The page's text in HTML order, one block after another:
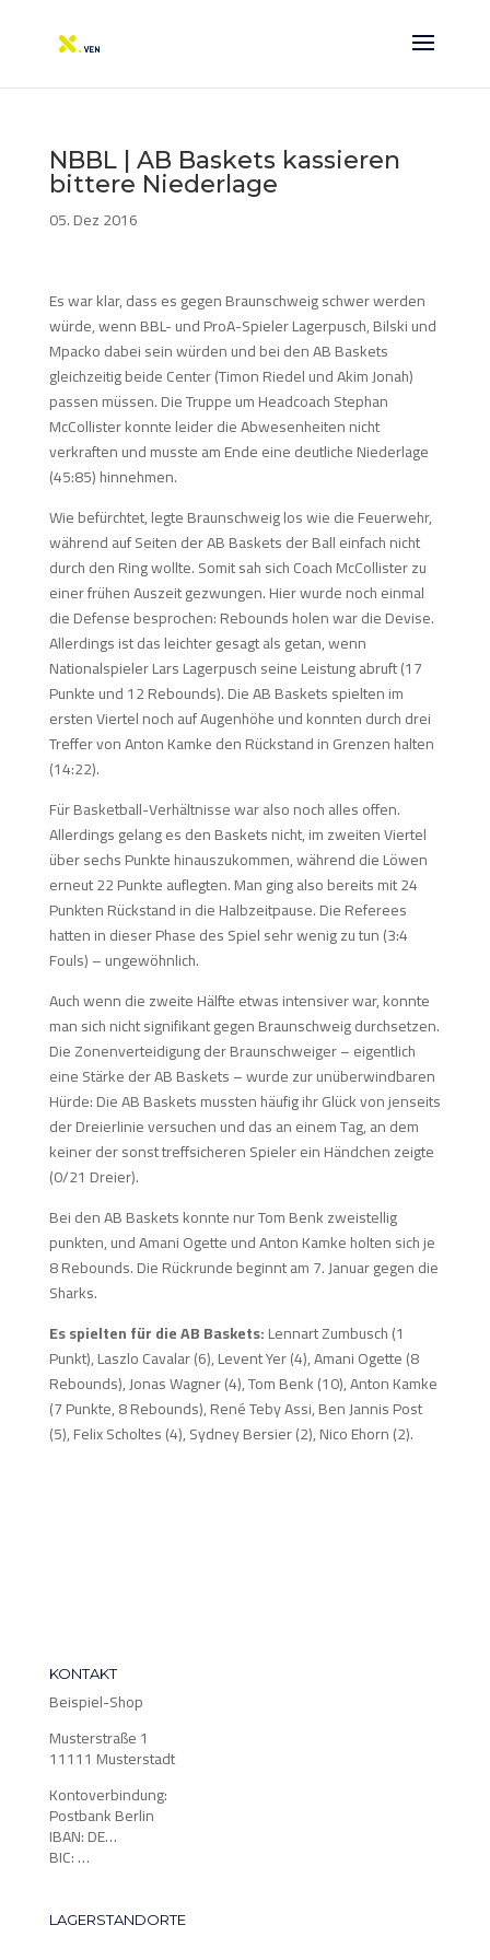
NBBL | AB Baskets kassieren
bittere Niederlage
05. Dez 2016
Es war klar, dass es gegen Braunschweig schwer werden
würde, wenn BBL- und ProA-Spieler Lagerpusch, Bilski und
Mpacko dabei sein würden und bei den AB Baskets
gleichzeitig beide Center (Timon Riedel und Akim Jonah)
passen müssen. Die Truppe um Headcoach Stephan
McCollister konnte leider die Abwesenheiten nicht
verkraften und musste am Ende eine deutliche Niederlage
(45:85) hinnehmen.
Wie befürchtet, legte Braunschweig los wie die Feuerwehr,
während auf Seiten der AB Baskets der Ball einfach nicht
durch den Ring wollte. Somit sah sich Coach McCollister zu
einer frühen Auszeit gezwungen. Hier wurde noch einmal
die Defense besprochen: Rebounds holen war die Devise.
Allerdings ist das leichter gesagt als getan, wenn
Nationalspieler Lars Lagerpusch seine Leistung abruft (17
Punkte und 12 Rebounds). Die AB Baskets spielten im
ersten Viertel noch auf Augenhöhe und konnten durch drei
Treffer von Anton Kamke den Rückstand in Grenzen halten
(14:22).
Für Basketball-Verhältnisse war also noch alles offen.
Allerdings gelang es den Baskets nicht, im zweiten Viertel
über sechs Punkte hinauszukommen, während die Löwen
erneut 22 Punkte auflegten. Man ging also bereits mit 24
Punkten Rückstand in die Halbzeitpause. Die Referees
hatten in dieser Phase des Spiel sehr wenig zu tun (3:4
Fouls) – ungewöhnlich.
Auch wenn die zweite Hälfte etwas intensiver war, konnte
man sich nicht signifikant gegen Braunschweig durchsetzen.
Die Zonenverteidigung der Braunschweiger – eigentlich
eine Stärke der AB Baskets – wurde zur unüberwindbaren
Hürde: Die AB Baskets mussten häufig ihr Glück von jenseits
der Dreierlinie versuchen und das an einem Tag, an dem
keiner der sonst treffsicheren Spieler ein Händchen zeigte
(0/21 Dreier).
Bei den AB Baskets konnte nur Tom Benk zweistellig
punkten, und Amani Ogette und Anton Kamke holten sich je
8 Rebounds. Die Rückrunde beginnt am 7. Januar gegen die
Sharks.
Es spielten für die AB Baskets:Lennart Zumbusch (1
Punkt), Laszlo Cavalar (6), Levent Yer (4), Amani Ogette (8
Rebounds), Jonas Wagner (4), Tom Benk (10), Anton Kamke
(7 Punkte, 8 Rebounds), René Teby Assi, Ben Jannis Post
(5), Felix Scholtes (4), Sydney Bersier (2), Nico Ehorn (2).
KONTAKT
Beispiel-Shop
Musterstraße 1
11111 Musterstadt
Kontoverbindung:
Postbank Berlin
IBAN: DE…
BIC: …
LAGERSTANDORTE